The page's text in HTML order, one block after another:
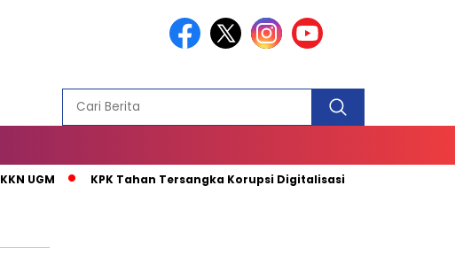
UGM KPK Tahan Tersangka Korupsi Digitalisasi SPBU BUMN